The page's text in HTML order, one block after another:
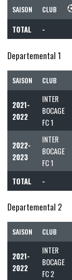
SAISON CLUB
TOTAL -
Departemental 1
SAISON CLUB
2021-
2022
INTER
BOCAGE
FC 1
2022-
2023
INTER
BOCAGE
FC 1
TOTAL -
Departemental 2
SAISON CLUB
2021-
2022
INTER
BOCAGE
FC 2